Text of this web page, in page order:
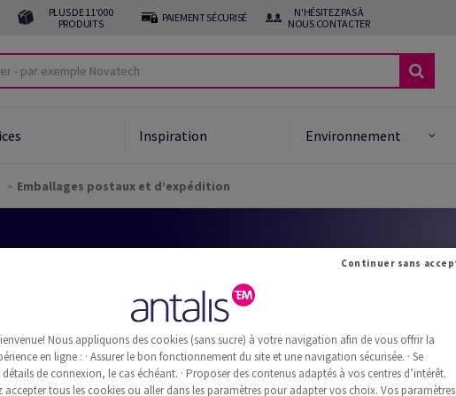
PLUS DE 11'000
PRODUITS
PAIEMENT SÉCURISÉ
N'HÉSITEZ PAS À
NOUS CONTACTER
Inspiration Environnement
Emballages postaux et d’expédition
et d’expédition
Nous appliquons des cookies (sans sucre) à votre navigation afin de vous offrir la
en ligne : · Assurer le bon fonctionnement du site et une navigation sécurisée. · Se
de connexion, le cas échéant. · Proposer des contenus adaptés à vos centres d’intérêt.
accepter tous les cookies ou aller dans les paramètres pour adapter vos choix. Vos paramètres